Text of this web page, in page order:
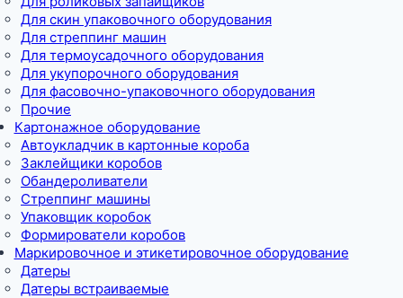
Для скин упаковочного оборудования
Для стреппинг машин
Для термоусадочного оборудования
Для укупорочного оборудования
Для фасовочно-упаковочного оборудования
Прочие
Картонажное оборудование
Автоукладчик в картонные короба
Заклейщики коробов
Обандероливатели
Стреппинг машины
Упаковщик коробок
Формирователи коробов
Маркировочное и этикетировочное оборудование
Датеры
Датеры встраиваемые